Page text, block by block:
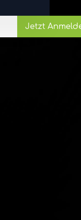
Jetzt